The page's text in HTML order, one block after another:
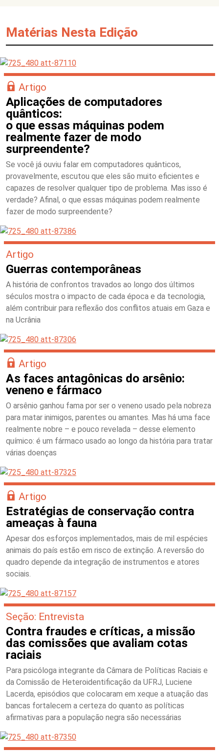
Matérias Nesta Edição
Artigo
Aplicações de computadores
quânticos:
o que essas máquinas podem
realmente fazer de modo
surpreendente?
Se você já ouviu falar em computadores quânticos,
provavelmente, escutou que eles são muito eficientes e
capazes de resolver qualquer tipo de problema. Mas isso é
verdade? Afinal, o que essas máquinas podem realmente
fazer de modo surpreendente?
Artigo
Guerras contemporâneas
A história de confrontos travados ao longo dos últimos
séculos mostra o impacto de cada época e da tecnologia,
além contribuir para reflexão dos conflitos atuais em Gaza e
na Ucrânia
Artigo
As faces antagônicas do arsênio:
veneno e fármaco
O arsênio ganhou fama por ser o veneno usado pela nobreza
para matar inimigos, parentes ou amantes. Mas há uma face
realmente nobre – e pouco revelada – desse elemento
químico: é um fármaco usado ao longo da história para tratar
várias doenças
Artigo
Estratégias de conservação contra
ameaças à fauna
Apesar dos esforços implementados, mais de mil espécies
animais do país estão em risco de extinção. A reversão do
quadro depende da integração de instrumentos e atores
sociais.
Seção: Entrevista
Contra fraudes e críticas, a missão
das comissões que avaliam cotas
raciais
Para psicóloga integrante da Câmara de Políticas Raciais e
da Comissão de Heteroidentificação da UFRJ, Luciene
Lacerda, episódios que colocaram em xeque a atuação das
bancas fortalecem a certeza do quanto as políticas
afirmativas para a população negra são necessárias